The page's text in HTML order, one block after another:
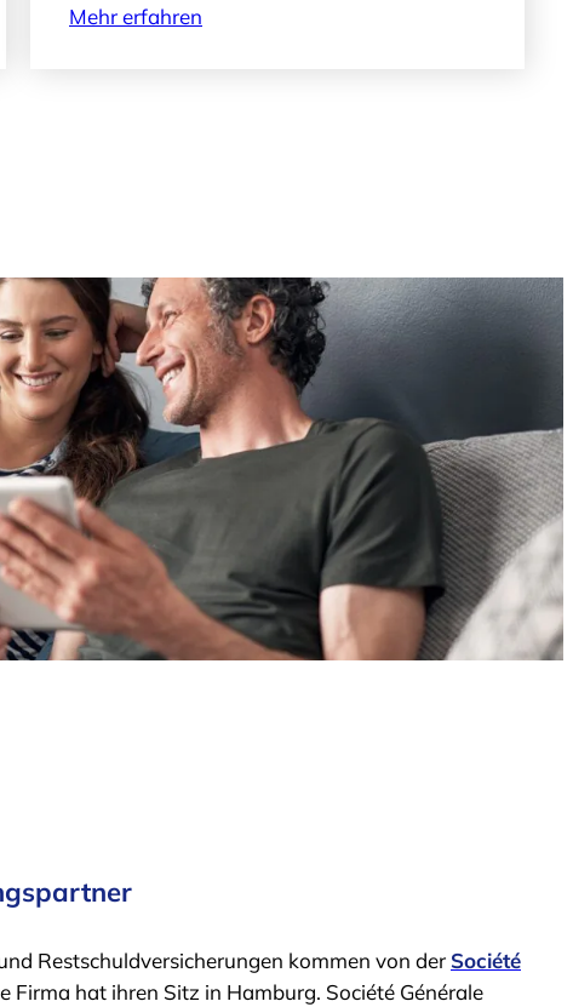
Mehr erfahren
Restschuldversicherungen kommen von der Société
Firma hat ihren Sitz in Hamburg. Société Générale